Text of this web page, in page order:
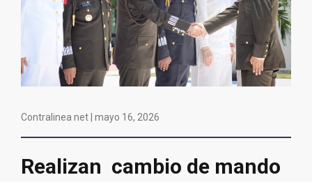
Contralinea net | mayo 16, 2026
Realizan cambio de mando